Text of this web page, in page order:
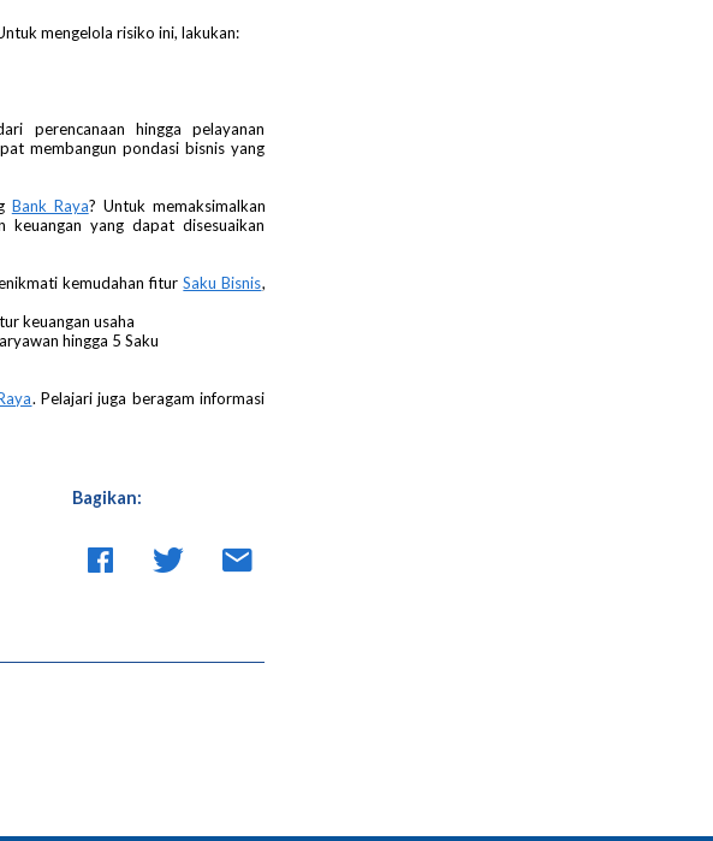
mengelola risiko ini, lakukan:
perencanaan hingga pelayanan
membangun pondasi bisnis yang
Bank Raya? Untuk memaksimalkan
keuangan yang dapat disesuaikan
kemudahan fiturSaku Bisnis,
keuangan usaha
hingga 5 Saku
. Pelajari juga beragam informasi
Bagikan: